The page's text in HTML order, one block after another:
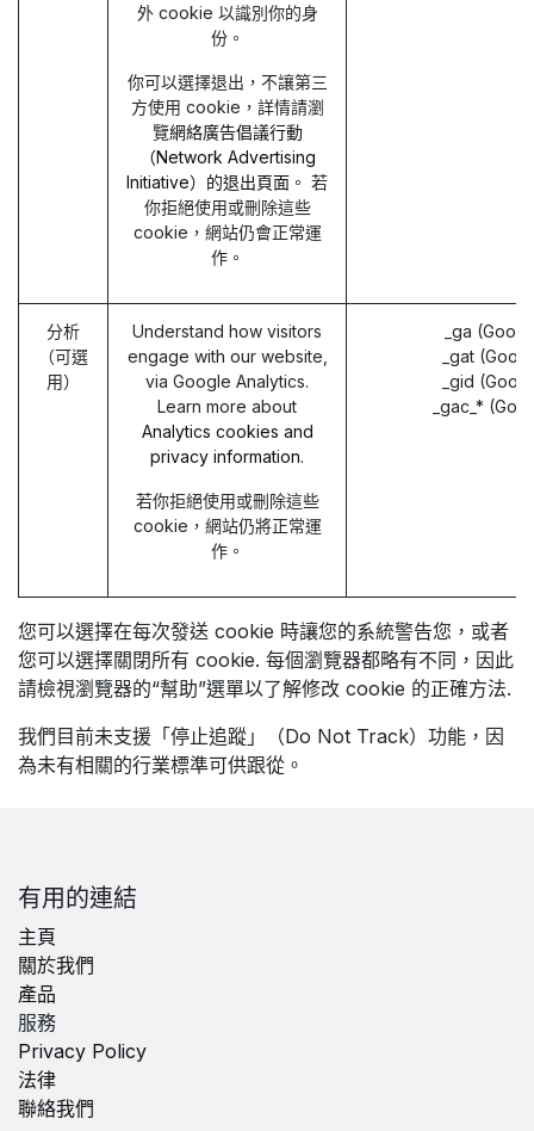
外 cookie 以識別你的身
份。
你可以選擇退出，不讓第三
方使用 cookie，詳情請瀏
覽網絡廣告倡議行動
（Network Advertising
Initiative）的退出頁面 。 若
你拒絕使用或刪除這些
cookie，網站仍會正常運
作。
分析
（可選
用）
Understand how visitors
engage with our website,
via Google Analytics.
Learn more about
Analytics cookies and
privacy information.
若你拒絕使用或刪除這些
cookie，網站仍將正常運
作。
_ga
_gat
_gid
_gac_*
您可以選擇在每次發送 cookie 時讓您的系統警告您，或者
您可以選擇關閉所有 cookie. 每個瀏覽器都略有不同，因此
請檢視瀏覽器的“幫助”選單以了解修改 cookie 的正確方法.
我們目前未支援「停止追蹤」（Do Not Track）功能，因
為未有相關的行業標準可供跟從。
有用的連結
主頁
關於我們
產品
服務
Privacy Policy
法律
聯絡我們